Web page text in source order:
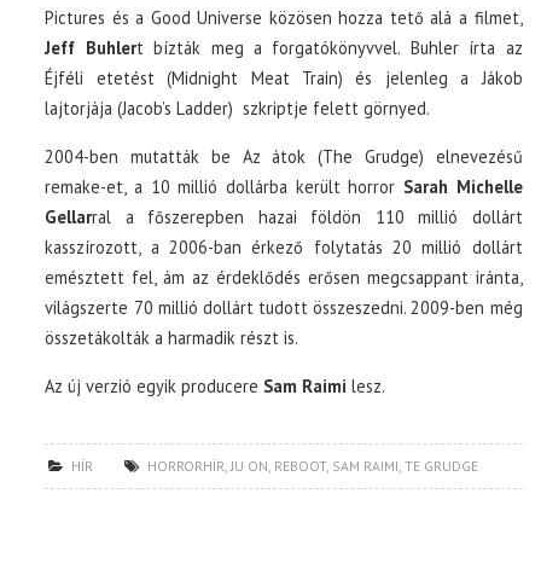
Pictures és a Good Universe közösen hozza tető alá a filmet,
Jeff Buhlert bízták meg a forgatókönyvvel. Buhler írta az
Éjféli etetést (Midnight Meat Train) és jelenleg a Jákob
lajtorjája (Jacob’s Ladder) szkriptje felett görnyed.
2004-ben mutatták be Az átok (The Grudge) elnevezésű
remake-et, a 10 millió dollárba került horror Sarah Michelle
Gellarral a főszerepben hazai földön 110 millió dollárt
kasszírozott, a 2006-ban érkező folytatás 20 millió dollárt
emésztett fel, ám az érdeklődés erősen megcsappant iránta,
világszerte 70 millió dollárt tudott összeszedni. 2009-ben még
összetákolták a harmadik részt is.
Az új verzió egyik producere Sam Raimi lesz.
HÍR HORRORHÍR,JU ON, REBOOT, SAM RAIMI,TE GRUDGE